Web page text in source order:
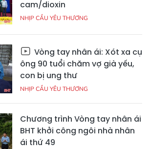
cam/dioxin
NHỊP CẦU YÊU THƯƠNG
Vòng tay nhân ái: Xót xa cụ
ông 90 tuổi chăm vợ già yếu,
con bị ung thư
NHỊP CẦU YÊU THƯƠNG
Chương trình Vòng tay nhân ái
BHT khởi công ngôi nhà nhân
ái thứ 49